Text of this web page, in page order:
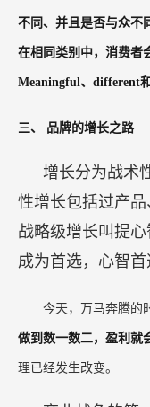
天象，做事的大趋势；
效率和激励机制。天、
道放在第一位——道是
渠道渗透力的护城河，
只是踏出去后赢得时
如何确定什么是品
足了消费者什么功能或
不同、并且是否与众不
三、品牌的增长之路